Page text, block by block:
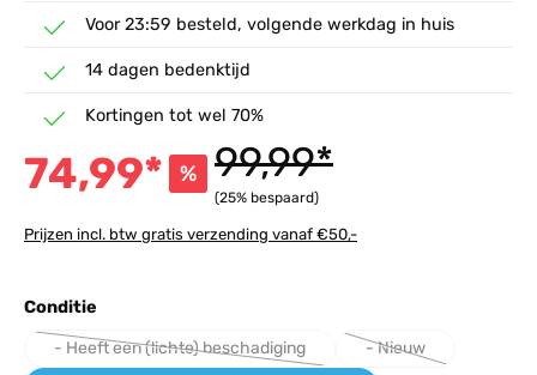
Voor 23:59 besteld, volgende werkdag in huis
14 dagen bedenktijd
Kortingen tot wel 70%
74,99* % 99,99*
(25% bespaard)
Prijzen incl. btw gratis verzending vanaf €50,-
Selecteer
Conditie
- Heeft een (lichte) beschadiging
(Deze optie is momenteel niet beschikbaar.)
- Nieuw
(Deze optie is